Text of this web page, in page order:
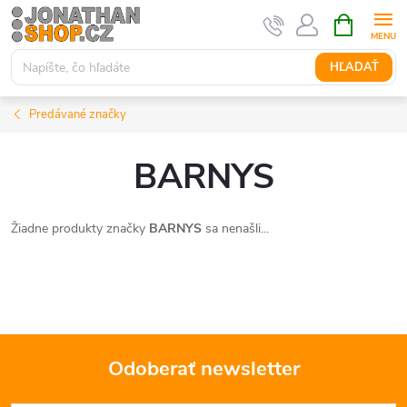
Prejsť
na
obsah
HĽADAŤ
KOŠÍK
Predávané značky
BARNYS
Žiadne produkty značky BARNYS sa nenašli...
Odoberať newsletter